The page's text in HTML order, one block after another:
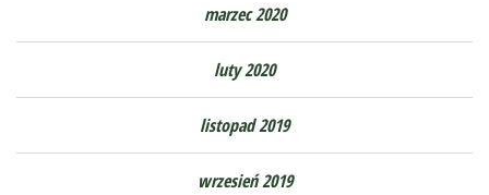
marzec 2020
luty 2020
listopad 2019
wrzesień 2019